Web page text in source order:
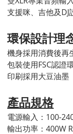
支援咪、吉他及DJ
環保設計理
機身採用消費後再
包裝使用FSC認證
印刷採用大豆油墨
產品規格
電源輸入：100-
輸出功率：400W